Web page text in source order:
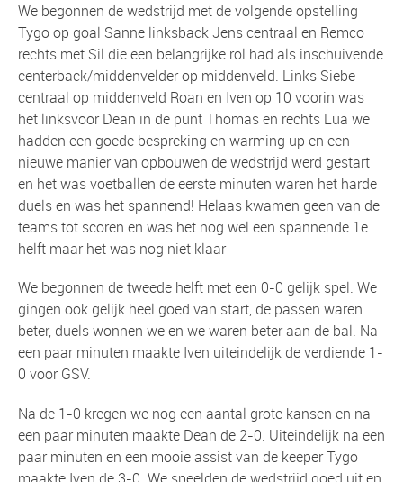
We begonnen de wedstrijd met de volgende opstelling
Tygo op goal Sanne linksback Jens centraal en Remco
rechts met Sil die een belangrijke rol had als inschuivende
centerback/middenvelder op middenveld. Links Siebe
centraal op middenveld Roan en Iven op 10 voorin was
het linksvoor Dean in de punt Thomas en rechts Lua we
hadden een goede bespreking en warming up en een
nieuwe manier van opbouwen de wedstrijd werd gestart
en het was voetballen de eerste minuten waren het harde
duels en was het spannend! Helaas kwamen geen van de
teams tot scoren en was het nog wel een spannende 1e
helft maar het was nog niet klaar
We begonnen de tweede helft met een 0-0 gelijk spel. We
gingen ook gelijk heel goed van start, de passen waren
beter, duels wonnen we en we waren beter aan de bal. Na
een paar minuten maakte Iven uiteindelijk de verdiende 1-
0 voor GSV.
Na de 1-0 kregen we nog een aantal grote kansen en na
een paar minuten maakte Dean de 2-0. Uiteindelijk na een
paar minuten en een mooie assist van de keeper Tygo
maakte Iven de 3-0. We speelden de wedstrijd goed uit en